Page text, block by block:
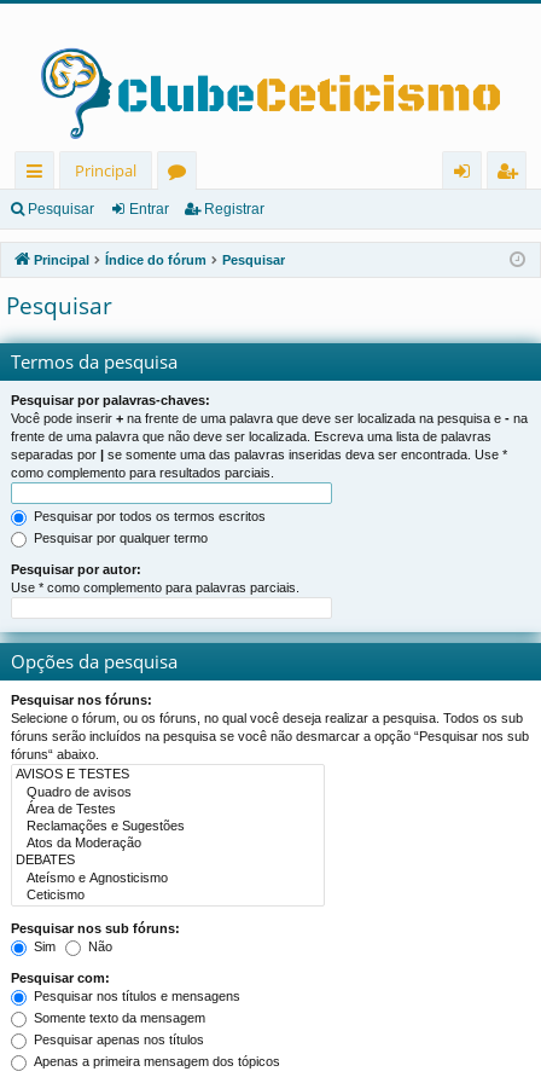
in
ks
rá
pi
d
os
Principal
ór
u
ns
ra
r
ist
ra
Pesquisar Entrar Registrar
Principal Índice do fórum Pesquisar
Pesquisar
Termos da pesquisa
Pesquisar por palavras-chaves:
Você pode inserir + na frente de uma palavra que deve ser localizada na pesquisa e - na
frente de uma palavra que não deve ser localizada. Escreva uma lista de palavras
separadas por
se somente uma das palavras inseridas deva ser encontrada. Use *
como complemento para resultados parciais.
Pesquisar por todos os termos escritos
Pesquisar por qualquer termo
Pesquisar por autor:
Use * como complemento para palavras parciais.
Opções da pesquisa
Pesquisar nos fóruns:
Selecione o fórum, ou os fóruns, no qual você deseja realizar a pesquisa. Todos os sub
fóruns serão incluídos na pesquisa se você não desmarcar a opção “Pesquisar nos sub
fóruns“ abaixo.
Pesquisar nos sub fóruns:
Sim
Não
Pesquisar com:
Pesquisar nos títulos e mensagens
Somente texto da mensagem
Pesquisar apenas nos títulos
Apenas a primeira mensagem dos tópicos